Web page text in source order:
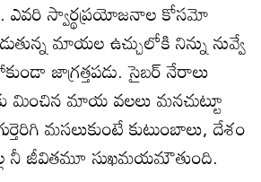
ఎవరి స్వార్థప్రయోజనాల కోసమో
మాయల ఉచ్చులోకి నిన్ను నువ్వే
జాగ్రత్తపడు. సైబర్ నేరాలు
మించిన మాయ వలలు మనచుట్టూ
మసలుకుంటే కుటుంబాలు, దేశం
నీ జీవితమూ సుఖమయమౌతుంది.